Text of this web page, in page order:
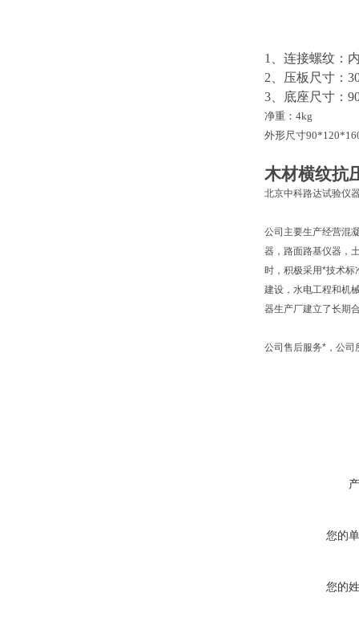
1、连接螺纹：
2、压板尺寸：
3、底座尺寸：
净重： 4kg
外形尺寸
木材横纹抗
北京中科路达试验仪
公司主要生产经营混
器，路面路基仪器，
时，积极采用*技术
建设，水电工程和机
器生产厂建立了长期
公司售后服务*，公司
您的
您的